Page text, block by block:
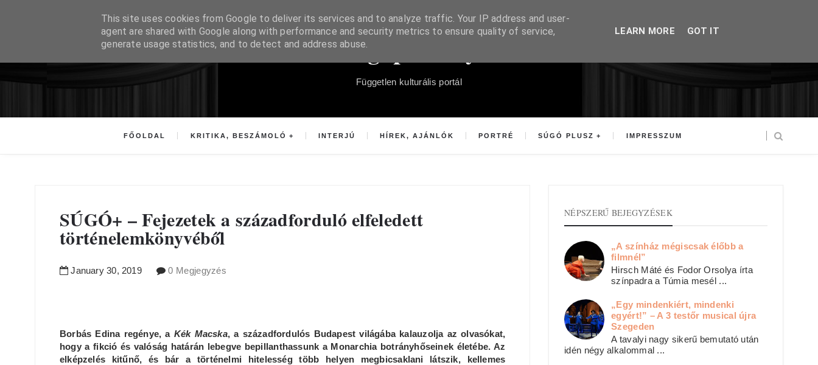
Súgópéldány
Független kulturális portál
FŐOLDAL KRITIKA, BESZÁMOLÓ INTERJÚ HÍREK, AJÁNLÓK PORTRÉ SÚGÓ PLUSZ IMPRESSZUM
SÚGÓ+ – Fejezetek a századforduló elfeledett
történelemkönyvéből
January 30, 2019 0 Megjegyzés
Borbás Edina regénye, a Kék Macska, a századfordulós Budapest világába kalauzolja az olvasókat,
hogy a fikció és valóság határán lebegve bepillanthassunk a Monarchia botrányhőseinek életébe. Az
elképzelés kitűnő, és bár a történelmi hitelesség több helyen megbicsaklani látszik, kellemes
NÉPSZERŰ BEJEGYZÉSEK
„A színház mégiscsak élőbb a
filmnél”
Hirsch Máté és Fodor Orsolya írta
színpadra a Túmia mesél ...
„Egy mindenkiért, mindenki
egyért!” – A 3 testőr musical újra
Szegeden
A tavalyi nagy sikerű bemutató után
idén négy alkalommal ...
This site uses cookies from Google to deliver its services and to analyze traffic. Your IP address and user-
agent are shared with Google along with performance and security metrics to ensure quality of service,
generate usage statistics, and to detect and address abuse.
LEARN MORE GOT IT